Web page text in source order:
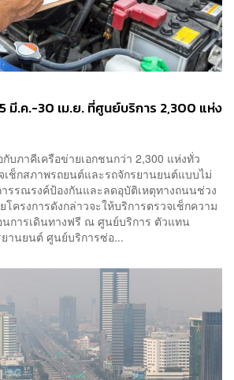
มี.ค.-30 เม.ย. ที่ศูนย์บริการ 2,300 แห่ง
บภาคีเครือข่ายเอกชนกว่า 2,300 แห่งทั่ว
เช็กสภาพรถยนต์และรถจักรยานยนต์แบบไม่
ารรณรงค์ป้องกันและลดอุบัติเหตุทางถนนช่วง
ครงการดังกล่าวจะให้บริการตรวจเช็กความ
นการเดินทางฟรี ณ ศูนย์บริการ ตัวแทน
านยนต์ ศูนย์บริการซ่อ...